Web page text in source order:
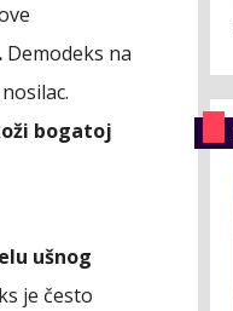
Demodeks na
bogatoj
ušnog
je često